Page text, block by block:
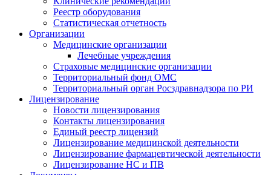
Реестр оборудования
Статистическая отчетность
Организации
Медицинские организации
Лечебные учреждения
Страховые медицинские организации
Территориальный фонд ОМС
Территориальный орган Росздравнадзора по РИ
Лицензирование
Новости лицензирования
Контакты лицензирования
Единый реестр лицензий
Лицензирование медицинской деятельности
Лицензирование фармацевтической деятельности
Лицензирование НС и ПВ